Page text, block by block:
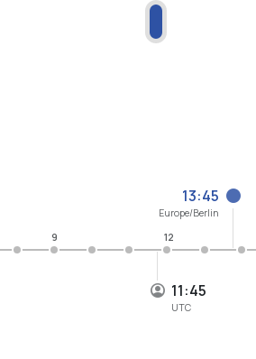
11:45
UTC
13:45
Europe/Berlin
9 12